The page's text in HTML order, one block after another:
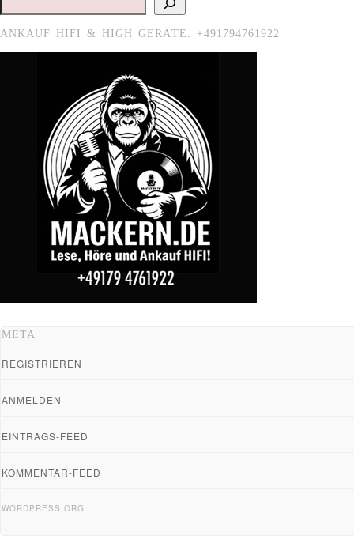
ANKAUF HIFI & HIGH GERÄTE: +491794761922
META
REGISTRIEREN
ANMELDEN
EINTRAGS-FEED
KOMMENTAR-FEED
WORDPRESS.ORG